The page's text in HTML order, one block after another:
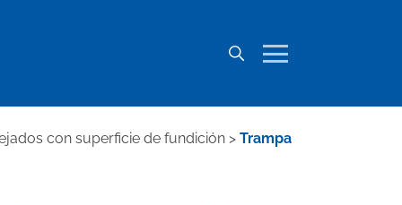
con superficie de fundición > Trampa